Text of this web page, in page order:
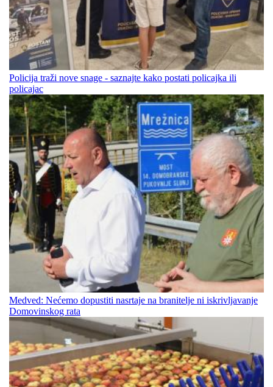
Policija traži nove snage - saznajte kako postati policajka ili
policajac
Medved: Nećemo dopustiti nasrtaje na branitelje ni iskrivljavanje
Domovinskog rata